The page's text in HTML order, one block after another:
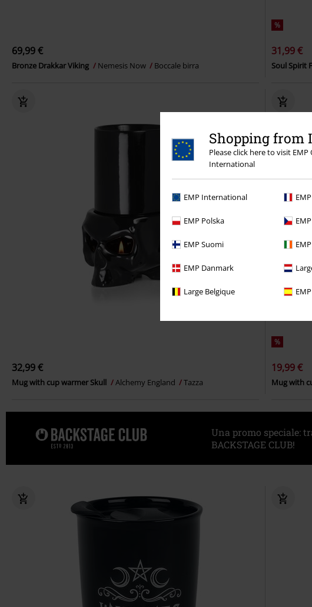
Shopping from
Please click here to visit
International
EMP International
EMP Polska
EMP Suomi
EMP Danmark
Large Belgique
69,99 €
Bronze Drakkar Viking Nemesis Now Boccale birra
%
31,99 €
Soul Spirit
32,99 €
Mug with cup warmer Skull Alchemy England Tazza
%
19,99 €
Mug with
Una promo speciale:
BACKSTAGE CLUB!